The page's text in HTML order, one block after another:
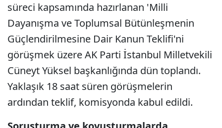
süreci kapsamında hazırlanan 'Milli
Dayanışma ve Toplumsal Bütünleşmenin
Güçlendirilmesine Dair Kanun Teklifi'ni
görüşmek üzere AK Parti İstanbul Milletvekili
Cüneyt Yüksel başkanlığında dün toplandı.
Yaklaşık 18 saat süren görüşmelerin
ardından teklif, komisyonda kabul edildi.